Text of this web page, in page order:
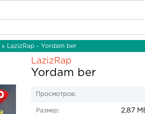
» LazizRap - Yordam ber
LazizRap
Yordam ber
Просмотров:
Размер: 2,87